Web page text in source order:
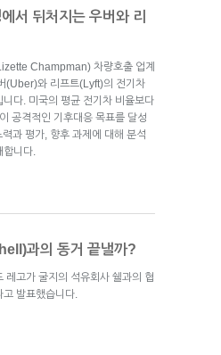
서 뒤처지는 우버와 리
Champman) 차량호출 업계
(Uber)와 리프트(Lyft)의 전기차
다. 미국의 평균 전기차 비율보다
공격적인 기후대응 목표를 달성
과 평가, 향후 과제에 대해 분석
니다.
과의 동거 끝낼까?
레고가 굴지의 석유회사 쉘과의 협
발표했습니다.